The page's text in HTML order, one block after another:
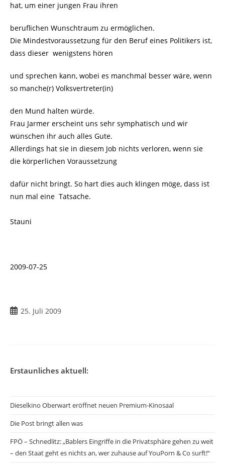
hat, um einer jungen Frau ihren
beruflichen Wunschtraum zu ermöglichen.
Die Mindestvoraussetzung für den Beruf eines Politikers ist,
dass dieser wenigstens hören
und sprechen kann, wobei es manchmal besser wäre, wenn
so manche(r) Volksvertreter(in)
den Mund halten würde.
Frau Jarmer erscheint uns sehr symphatisch und wir
wünschen ihr auch alles Gute.
Allerdings hat sie in diesem Job nichts verloren, wenn sie
die körperlichen Voraussetzung
dafür nicht bringt. So hart dies auch klingen möge, dass ist
nun mal eine Tatsache.
Stauni
2009-07-25
Beitrag
25. Juli 2009
Erstaunliches aktuell:
Dieselkino Oberwart eröffnet neuen Premium-Kinosaal
Die Post bringt allen was
FPÖ – Schnedlitz: „Bablers Eingriffe in die Privatsphäre gehen zu weit
– den Staat geht es nichts an, wer zuhause auf YouPorn & Co surft!“